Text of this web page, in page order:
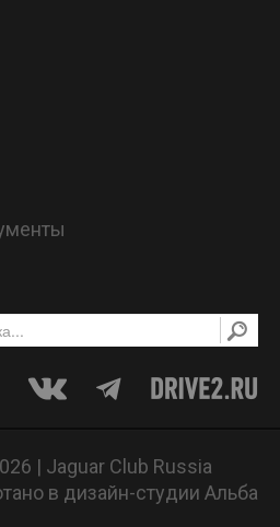
| Jaguar Club Russia
в дизайн-студии Альба